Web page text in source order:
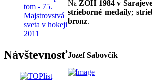
tom - 75.
Majstrovstvá
sveta v hokeji
2011
Návštevnosť
Na ZOH 1984 v Sarajeve
strieborné medaily;
bronz.
Jozef Sabovčík